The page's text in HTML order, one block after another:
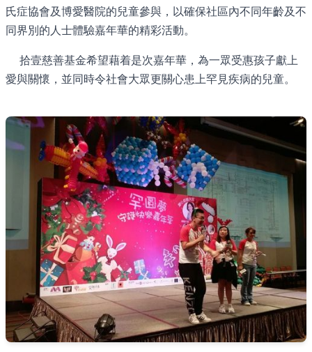
氏症協會及博愛醫院的兒童參與，以確保社區內不同年齡及不
同界別的人士體驗嘉年華的精彩活動。
拾壹慈善基金希望藉着是次嘉年華，為一眾受惠孩子獻上
愛與關懷，並同時令社會大眾更關心患上罕見疾病的兒童。